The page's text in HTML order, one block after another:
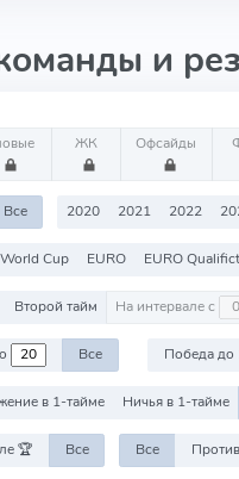
и
ЖК Офсайды
Все 2020 2021 2022
World Cup EURO EURO
Второй тайм На интервале с
Все Победа до
в 1-тайме Ничья в 1-тайме
🏆 Все Все